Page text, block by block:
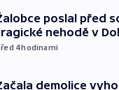
poslal před
nehodě v
4hodinami
demolice